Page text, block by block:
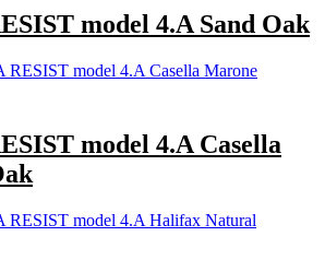
model 4.A Sand Oak
model 4.A Casella